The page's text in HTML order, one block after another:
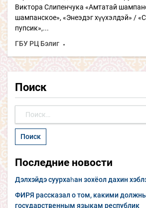
Виктора Слипенчука «Амтатай
шампанское», «Энеэдэг хүүхэлдэй» /
пупсик»,...
ГБУ РЦ Бэлиг
Поиск
Последние новости
Дэлхэйдэ суурхаһан зохёол дахин
ФИРЯ рассказал о том, какими
государственным языкам республик